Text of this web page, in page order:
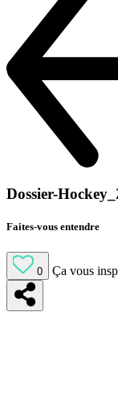
Dossier-
Faites-vous entendre
0 Ça vous